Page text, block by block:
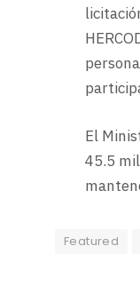
El
45.5
Featured